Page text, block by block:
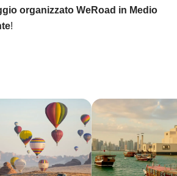
organizzato WeRoad in Medio
!